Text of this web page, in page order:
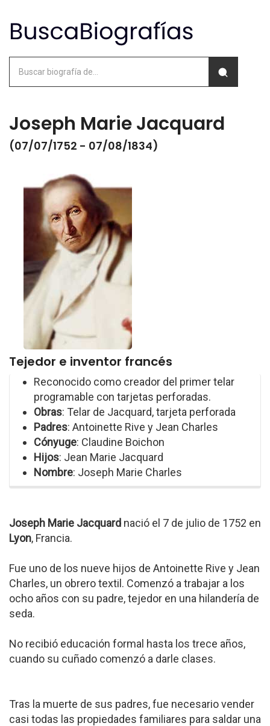
Joseph Marie Jacquard
(07/07/1752 - 07/08/1834)
Tejedor e inventor francés
Reconocido como creador del primer telar
programable con tarjetas perforadas.
Obras: Telar de Jacquard, tarjeta perforada
Padres: Antoinette Rive y Jean Charles
Cónyuge: Claudine Boichon
Hijos: Jean Marie Jacquard
Nombre: Joseph Marie Charles
Joseph Marie Jacquard nació el 7 de julio de 1752 en
Lyon, Francia.
Fue uno de los nueve hijos de Antoinette Rive y Jean
Charles, un obrero textil. Comenzó a trabajar a los
ocho años con su padre, tejedor en una hilandería de
seda.
No recibió educación formal hasta los trece años,
cuando su cuñado comenzó a darle clases.
Tras la muerte de sus padres, fue necesario vender
casi todas las propiedades familiares para saldar una